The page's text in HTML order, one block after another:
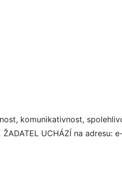
komunikativnost,
ŽADATEL UCHÁZÍ na adresu: